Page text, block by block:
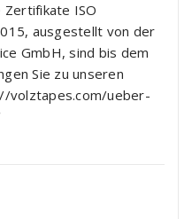
ISO
ausgestellt von der
GmbH, sind bis dem
Sie zu unseren
volztapes.com/ueber-